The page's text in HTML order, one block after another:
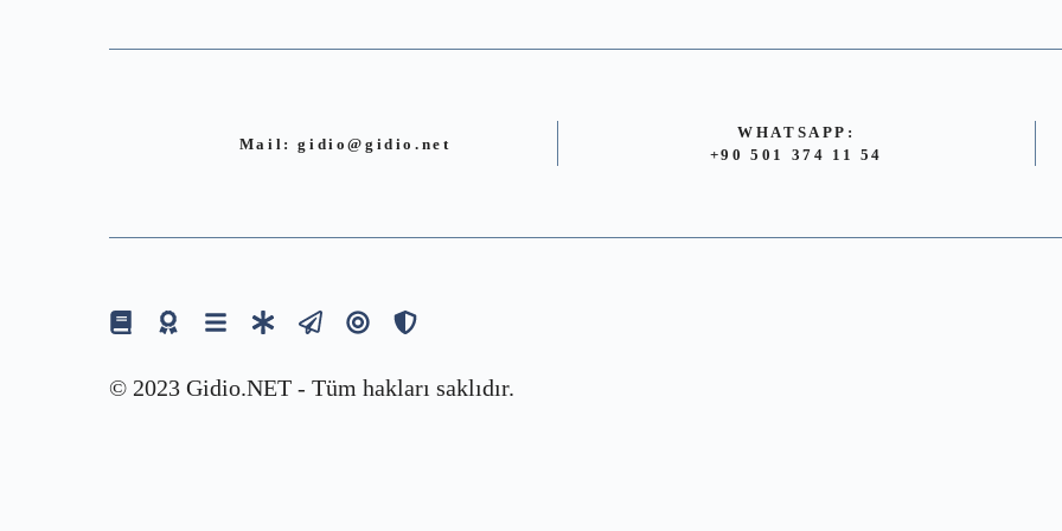
Mail: gidio@gidio.net
WHATSAPP:
+90 501 374 11 54
© 2023 Gidio.NET - Tüm hakları saklıdır.